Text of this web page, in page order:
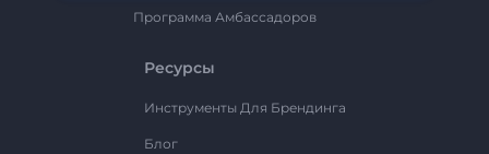
Программа Амбассадоров
Ресурсы
Инструменты Для Брендинга
Блог